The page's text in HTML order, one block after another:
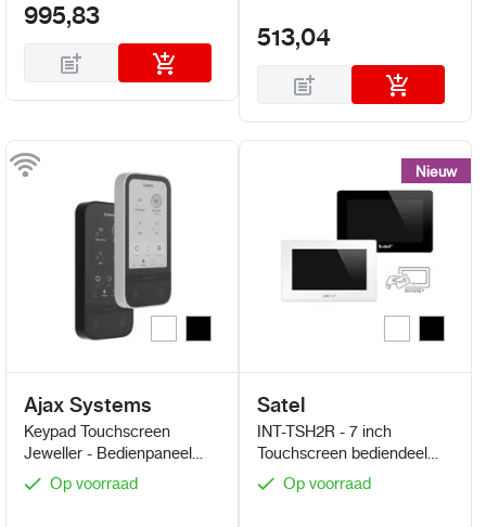
995,83
513,04
Kleur
Ajax Systems
Keypad Touchscreen
Jeweller - Bedienpaneel
vanaf Hub 2
Op voorraad
Nieuw
Nieuw
Kleur
Satel
INT-TSH2R - 7 inch
Touchscreen bediendeel
incl. Mifare lezer
Op voorraad